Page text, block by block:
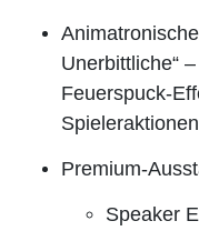
Unerbittliche“
Feuerspuck-
Spieleraktionen
Premium-
Speaker